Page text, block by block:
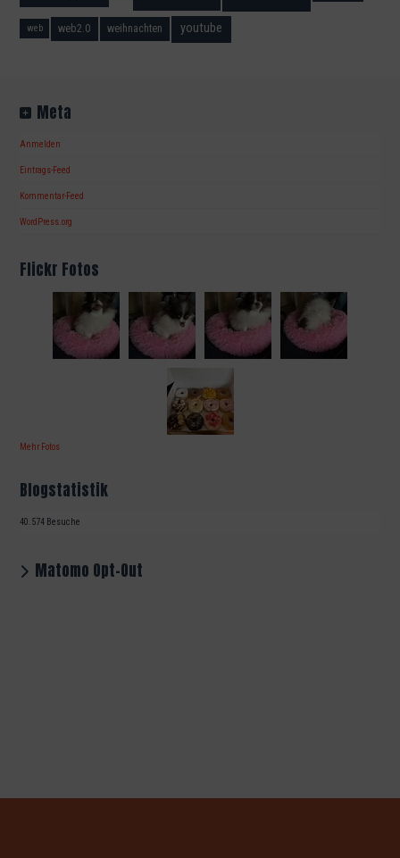
web web2.0 weihnachten youtube
Meta
Anmelden
Eintrags-Feed
Kommentar-Feed
WordPress.org
Flickr Fotos
Mehr Fotos
Blogstatistik
40.574 Besuche
Matomo Opt-Out